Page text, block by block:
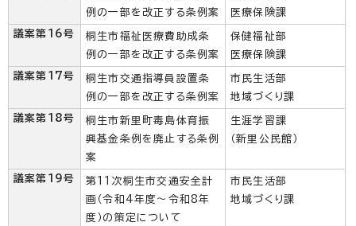
例の一部を改正する条例案
医療保険課
議案第16号
桐生市福祉医療費助成条
例の一部を改正する条例案
保健福祉部
医療保険課
議案第17号
桐生市交通指導員設置条
例の一部を改正する条例案
市民生活部
地域づくり課
議案第18号
桐生市新里町毒島体育振
興基金条例を廃止する条例
案
生涯学習課
（新里公民館）
議案第19号
第11次桐生市交通安全計
画（令和4年度～令和8年
度）の策定について
市民生活部
地域づくり課